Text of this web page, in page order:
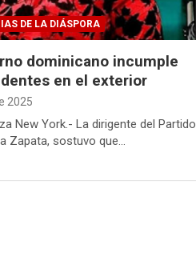
DE LA DIÁSPORA
dominicano incumple
en el exterior
2025
New York.- La dirigente del Partido
Zapata, sostuvo que…